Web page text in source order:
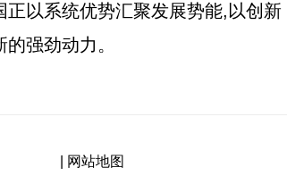
以系统优势汇聚发展势能,以创新
强劲动力。
网站地图